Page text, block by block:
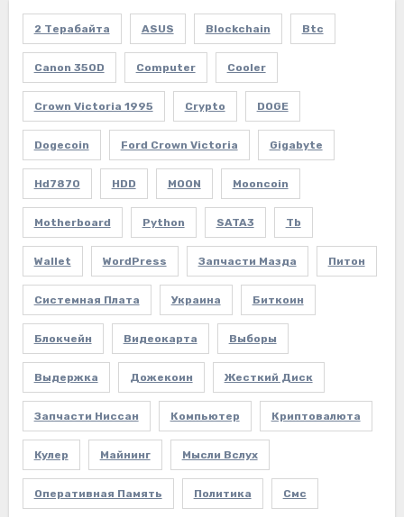
2 Терабайта ASUS Blockchain Btc
Canon 350D Computer Cooler
Crown Victoria 1995 Crypto DOGE
Dogecoin Ford Crown Victoria Gigabyte
Hd7870 HDD MOON Mooncoin
Motherboard Python SATA3 Tb
Wallet WordPress Запчасти Мазда Питон
Системная Плата Украина Биткоин
Блокчейн Видеокарта Выборы
Выдержка Дожекоин Жесткий Диск
Запчасти Ниссан Компьютер Криптовалюта
Кулер Майнинг Мысли Вслух
Оперативная Память Политика Смс